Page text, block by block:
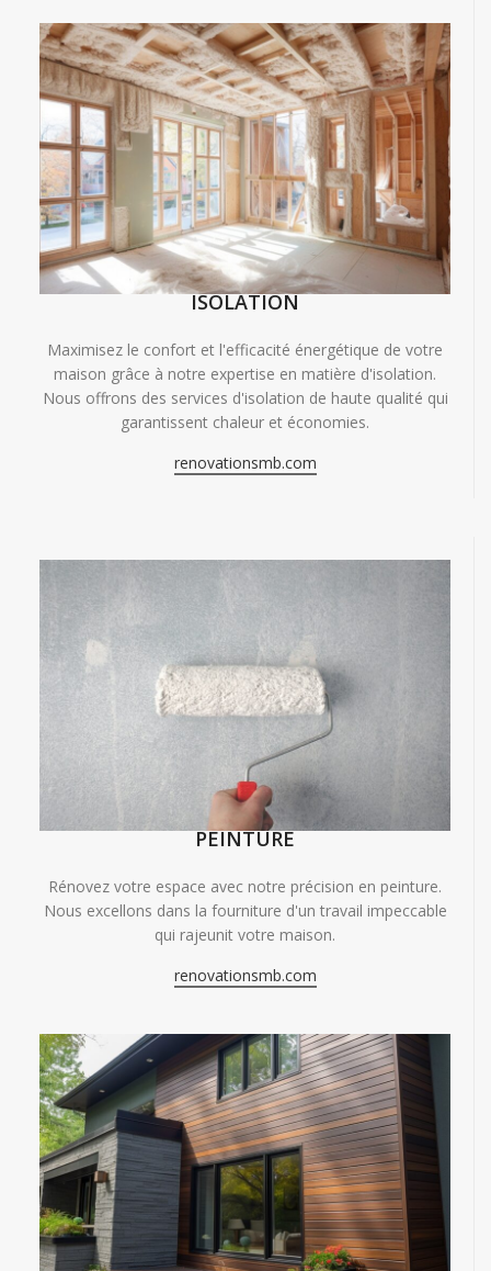
ISOLATION
Maximisez le confort et l'efficacité énergétique de votre
maison grâce à notre expertise en matière d'isolation.
Nous offrons des services d'isolation de haute qualité qui
garantissent chaleur et économies.
renovationsmb.com
PEINTURE
Rénovez votre espace avec notre précision en peinture.
Nous excellons dans la fourniture d'un travail impeccable
qui rajeunit votre maison.
renovationsmb.com